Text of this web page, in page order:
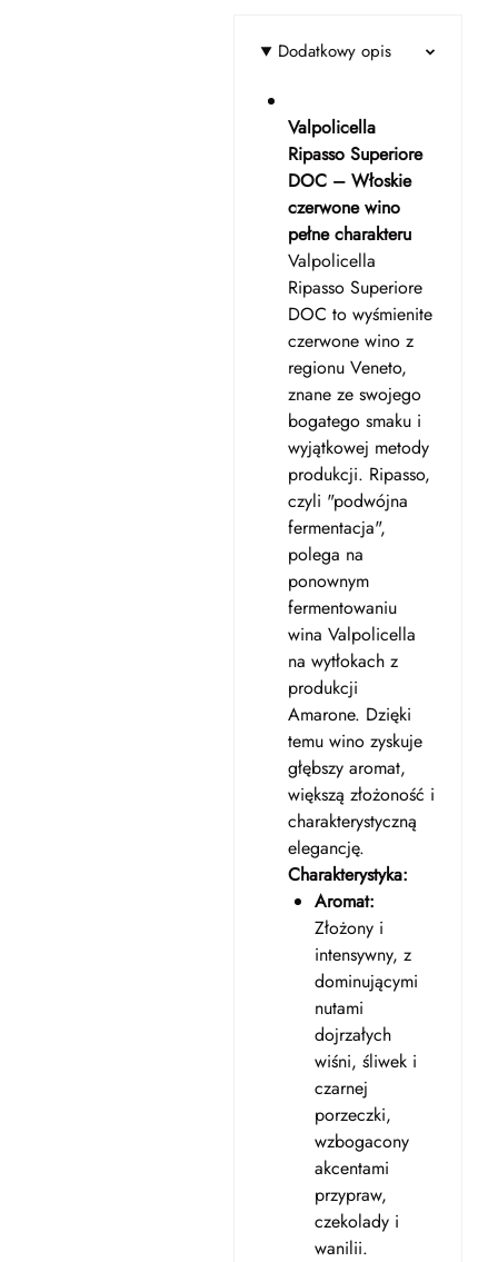
Dodatkowy opis
Valpolicella
Ripasso Superiore
DOC – Włoskie
czerwone wino
pełne charakteru
Valpolicella
Ripasso Superiore
DOC to wyśmienite
czerwone wino z
regionu Veneto,
znane ze swojego
bogatego smaku i
wyjątkowej metody
produkcji. Ripasso,
czyli "podwójna
fermentacja",
polega na
ponownym
fermentowaniu
wina Valpolicella
na wytłokach z
produkcji
Amarone. Dzięki
temu wino zyskuje
głębszy aromat,
większą złożoność i
charakterystyczną
elegancję.
Charakterystyka:
Aromat:
Złożony i
intensywny, z
dominującymi
nutami
dojrzałych
wiśni, śliwek i
czarnej
porzeczki,
wzbogacony
akcentami
przypraw,
czekolady i
wanilii.